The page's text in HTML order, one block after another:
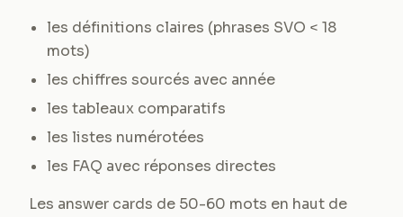
les définitions claires (phrases SVO < 18
mots)
les chiffres sourcés avec année
les tableaux comparatifs
les listes numérotées
les FAQ avec réponses directes
Les answer cards de 50-60 mots en haut de